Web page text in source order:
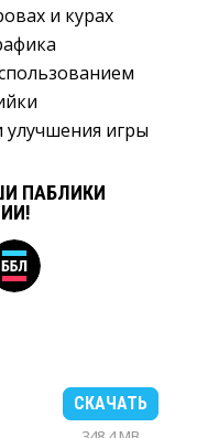
и курах
улучшения игры
ПАБЛИКИ
СКАЧАТЬ